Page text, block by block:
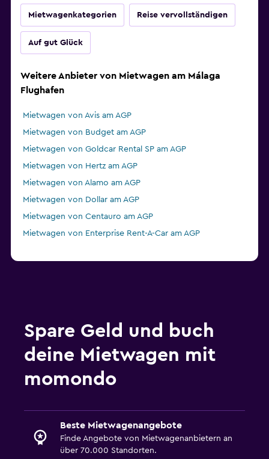
Mietwagenkategorien Reise vervollständigen
Auf gut Glück
Weitere Anbieter von Mietwagen am Málaga
Flughafen
Mietwagen von Avis am AGP
Mietwagen von Budget am AGP
Mietwagen von Goldcar Rental SP am AGP
Mietwagen von Hertz am AGP
Mietwagen von Alamo am AGP
Mietwagen von Dollar am AGP
Mietwagen von Centauro am AGP
Mietwagen von Enterprise Rent-A-Car am AGP
Spare Geld und buch
deine Mietwagen mit
momondo
Beste Mietwagenangebote
Finde Angebote von Mietwagenanbietern an
über 70.000 Standorten.